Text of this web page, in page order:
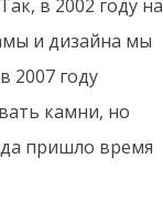
в 2002 году на
и дизайна мы
2007 году
камни, но
пришло время